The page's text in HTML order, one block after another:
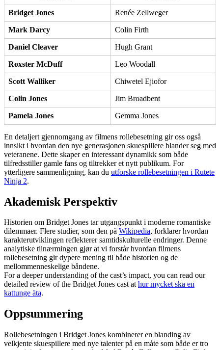
Bridget Jones Renée Zellweger
Mark Darcy Colin Firth
Daniel Cleaver Hugh Grant
Roxster McDuff Leo Woodall
Scott Walliker Chiwetel Ejiofor
Colin Jones Jim Broadbent
Pamela Jones Gemma Jones
En detaljert gjennomgang av filmens rollebesetning gir oss også
innsikt i hvordan den nye generasjonen skuespillere blander seg med
veteranene. Dette skaper en interessant dynamikk som både
tilfredsstiller gamle fans og tiltrekker et nytt publikum. For
ytterligere sammenligning, kan du utforske rollebesetningen i Rutete
Ninja 2.
Akademisk Perspektiv
Historien om Bridget Jones tar utgangspunkt i moderne romantiske
dilemmaer. Flere studier, som den på Wikipedia, forklarer hvordan
karakterutviklingen reflekterer samtidskulturelle endringer. Denne
analytiske tilnærmingen gjør at vi forstår hvordan filmens
rollebesetning gir dypere mening til både historien og de
mellommenneskelige båndene.
For a deeper understanding of the cast’s impact, you can read our
detailed review of the Bridget Jones cast athur mycket ska en
kattunge äta.
Oppsummering
Rollebesetningen i Bridget Jones kombinerer en blanding av
velkjente skuespillere med nye talenter på en måte som både er tro